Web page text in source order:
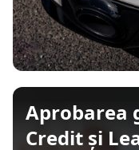
Aprobarea
Credit și